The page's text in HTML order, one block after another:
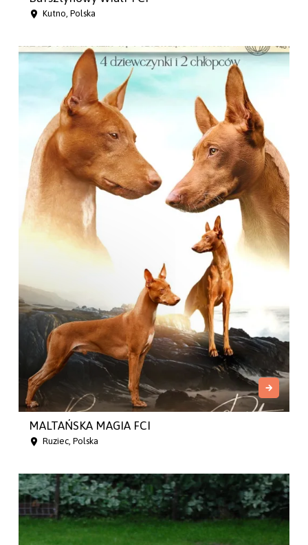
Kutno, Polska
MALTAŃSKA MAGIA FCI
Ruziec, Polska